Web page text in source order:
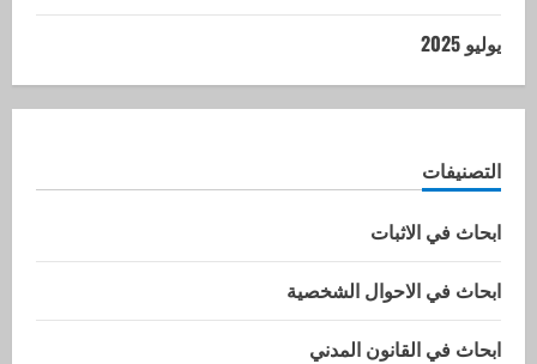
يوليو 2025
التصنيفات
ابحاث في الاثبات
ابحاث في الاحوال الشخصية
ابحاث في القانون المدني